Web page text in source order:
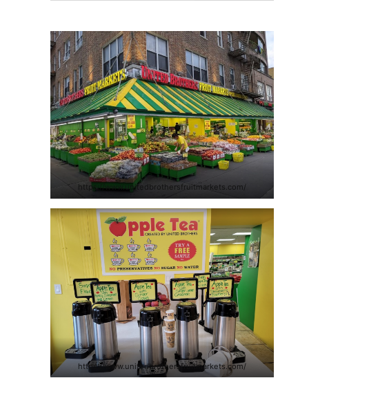
https://www.unitedbrothersfruitmarkets.com/
https://www.unitedbrothersfruitmarkets.com/